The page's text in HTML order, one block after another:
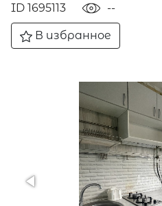
ID 1695113 --
В избранное